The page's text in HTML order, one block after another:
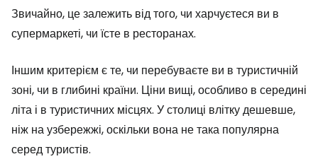
Звичайно, це залежить від того, чи харчуєтеся ви в
супермаркеті, чи їсте в ресторанах.
Іншим критерієм є те, чи перебуваєте ви в туристичній
зоні, чи в глибині країни. Ціни вищі, особливо в середині
літа і в туристичних місцях. У столиці влітку дешевше,
ніж на узбережжі, оскільки вона не така популярна
серед туристів.